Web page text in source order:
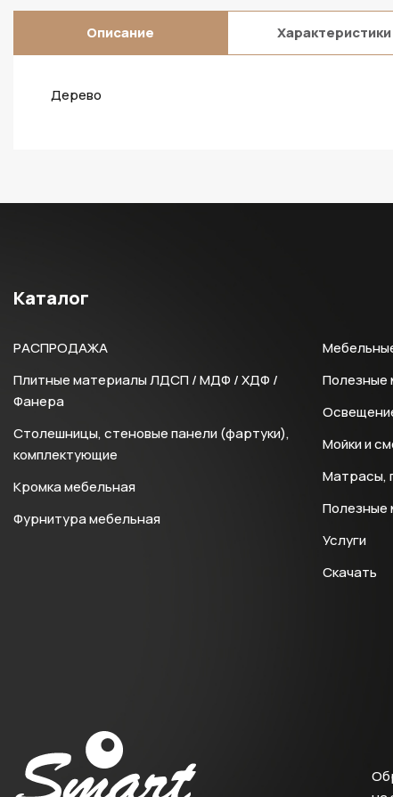
Описание Характеристики
Дерево
Каталог
РАСПРОДАЖА
Плитные материалы ЛДСП / МДФ / ХДФ /
Фанера
Столешницы, стеновые панели (фартуки),
комплектующие
Кромка мебельная
Фурнитура мебельная
Полезные
Мойки и
Матрасы,
Полезные
Услуги
Скачать